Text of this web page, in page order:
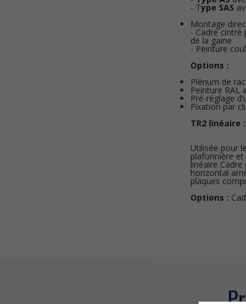
- Type SAS
Montage
- Cadre cintré
de la gaine
- Peinture
Options :
Plénum de
Peinture RAL
Pré-réglage
Fixation par
TR2 linéaire :
Utilisée pour
plafonnière et
linéaire
horizontal
plaques
Options :